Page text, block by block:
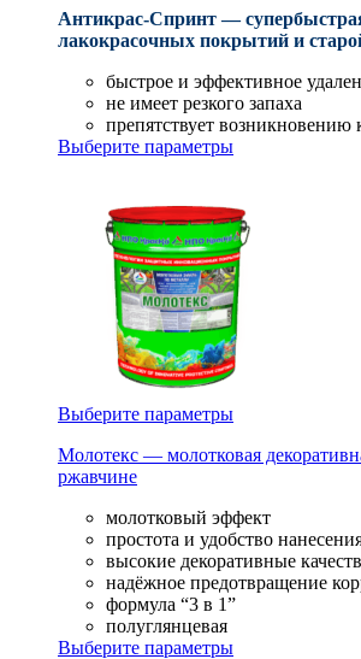
Антикрас-Спринт —
лакокрасочных покрытий и
быстрое и эффективное
не имеет резкого запаха
препятствует возникновению
Выберите параметры
Выберите параметры
Молотекс — молотковая
ржавчине
молотковый эффект
простота и удобство
высокие декоративные
надёжное предотвращение
формула “3 в 1”
полуглянцевая
Выберите параметры